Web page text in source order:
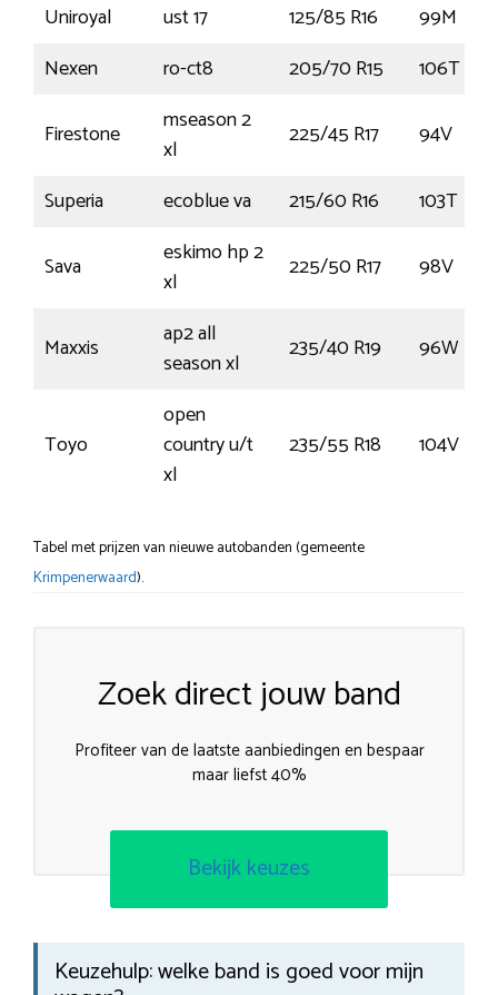
Uniroyal
ust 17 125/85 R16
99M
Nexen
ro-ct8 205/70 R15
106T
Firestone
mseason 2
xl
225/45 R17
94V
Superia
ecoblue va 215/60 R16
103T
Sava
eskimo hp 2
xl
225/50 R17 98V
Maxxis
ap2 all
season xl
235/40 R19 96W
Toyo
open
country u/t
xl
235/55 R18 104V
Tabel met prijzen van nieuwe autobanden (gemeente
Krimpenerwaard).
Zoek direct jouw band
Profiteer van de laatste aanbiedingen en bespaar
maar liefst 40%
Bekijk keuzes
Keuzehulp: welke band is goed voor mijn